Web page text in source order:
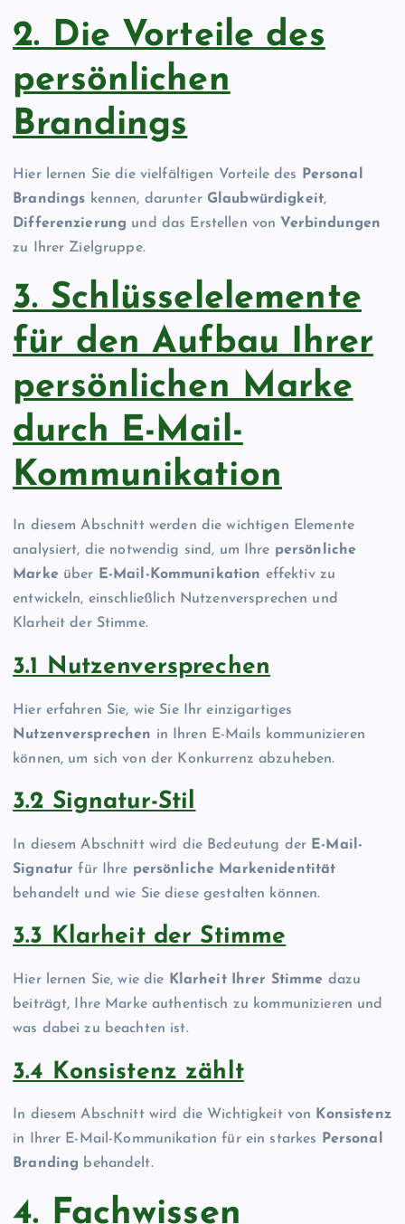
2. Die Vorteile des
persönlichen
Brandings
Hier lernen Sie die vielfältigen Vorteile des Personal
Brandings kennen, darunter Glaubwürdigkeit,
Differenzierung und das Erstellen von Verbindungen
zu Ihrer Zielgruppe.
3. Schlüsselelemente
für den Aufbau Ihrer
persönlichen Marke
durch E-Mail-
Kommunikation
In diesem Abschnitt werden die wichtigen Elemente
analysiert, die notwendig sind, um Ihre persönliche
Markeüber E-Mail-Kommunikation effektiv zu
entwickeln, einschließlich Nutzenversprechen und
Klarheit der Stimme.
3.1 Nutzenversprechen
Hier erfahren Sie, wie Sie Ihr einzigartiges
Nutzenversprechen in Ihren E-Mails kommunizieren
können, um sich von der Konkurrenz abzuheben.
3.2 Signatur-Stil
In diesem Abschnitt wird die Bedeutung der E-Mail-
Signatur für Ihre persönliche Markenidentität
behandelt und wie Sie diese gestalten können.
3.3 Klarheit der Stimme
Hier lernen Sie, wie die Klarheit Ihrer Stimme dazu
beiträgt, Ihre Marke authentisch zu kommunizieren und
was dabei zu beachten ist.
3.4 Konsistenz zählt
In diesem Abschnitt wird die Wichtigkeit von
Konsistenz
in Ihrer E-Mail-Kommunikation für ein starkes
Personal
Branding behandelt.
4. Fachwissen